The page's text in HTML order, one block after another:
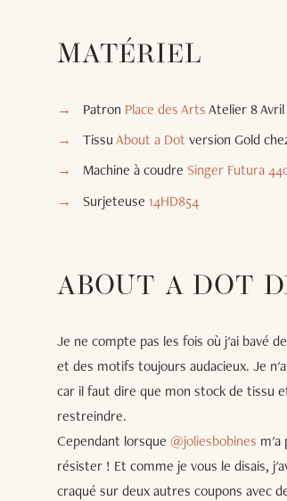
MATÉRIEL
Patron Place des ArtsAtelier 8 Avril
TissuAbout a Dot version Gold
Machine à coudre Singer Futura
Surjeteuse 14HD854
ABOUT A DOT
Je ne compte pas les fois où j'ai bavé
et des motifs toujours audacieux. Je
car il faut dire que mon stock de tissu
restreindre.
Cependant lorsque @joliesbobines m'a
résister ! Et comme je vous le disais,
craqué sur deux autres coupons avec